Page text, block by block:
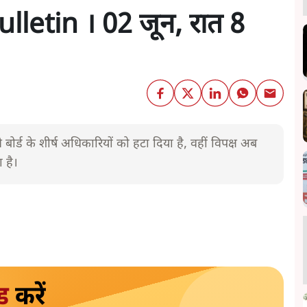
। 02 जून, रात 8
के शीर्ष अधिकारियों को हटा दिया है, वहीं विपक्ष अब
है।
करें